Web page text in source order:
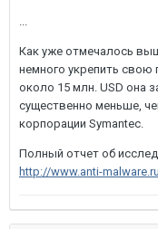
...
Как уже отмечалось
немного укрепить
около 15 млн. USD она
существенно меньше,
корпорации Symantec.
Полный отчет об
http://www.anti-